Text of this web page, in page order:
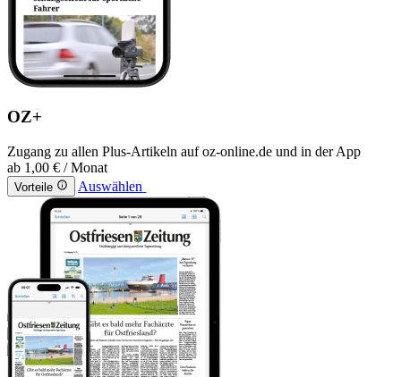
OZ+
Zugang zu allen Plus-Artikeln auf oz-online.de und in der App
ab 1,00 € / Monat
Vorteile Auswählen